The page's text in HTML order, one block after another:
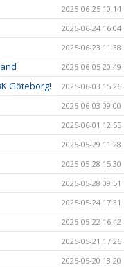
2025-06-25 10:14
2025-06-24 16:04
2025-06-23 11:38
2025-06-05 20:49
Göteborg! 2025-06-03 15:26
2025-06-03 09:00
2025-06-01 12:55
2025-05-29 11:28
2025-05-28 15:30
2025-05-28 09:51
2025-05-24 17:31
2025-05-22 16:42
2025-05-21 17:26
2025-05-20 13:20